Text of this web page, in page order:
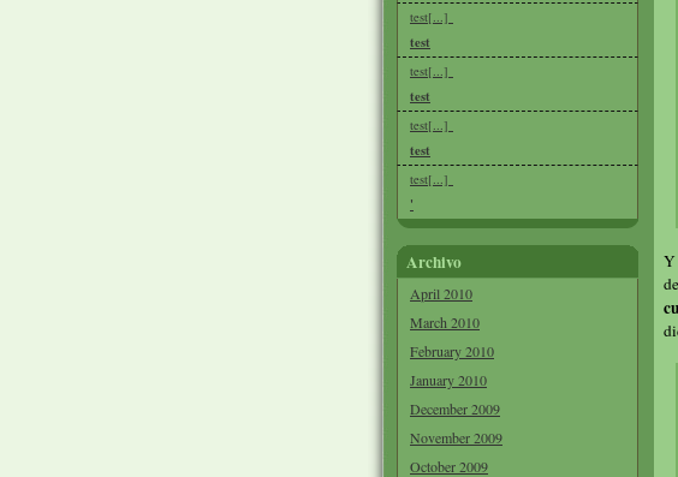
test[...]
test
test[...]
test
test[...]
test
test[...]
'
Archivo
April 2010
March 2010
February 2010
January 2010
December 2009
November 2009
October 2009
Y